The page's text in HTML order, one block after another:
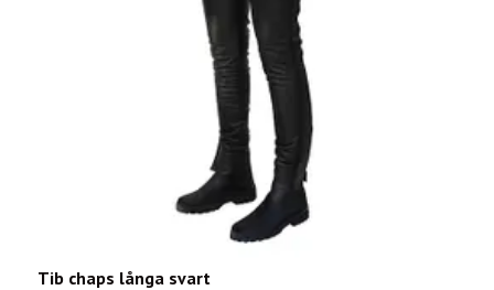
Tib chaps långa svart